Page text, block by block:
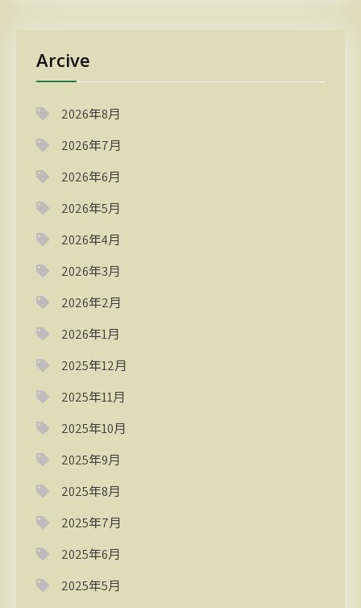
Arcive
2026年8月
2026年7月
2026年6月
2026年5月
2026年4月
2026年3月
2026年2月
2026年1月
2025年12月
2025年11月
2025年10月
2025年9月
2025年8月
2025年7月
2025年6月
2025年5月